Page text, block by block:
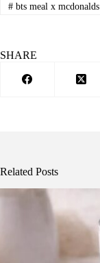
#bts meal x mcdonalds
SHARE
Related Posts